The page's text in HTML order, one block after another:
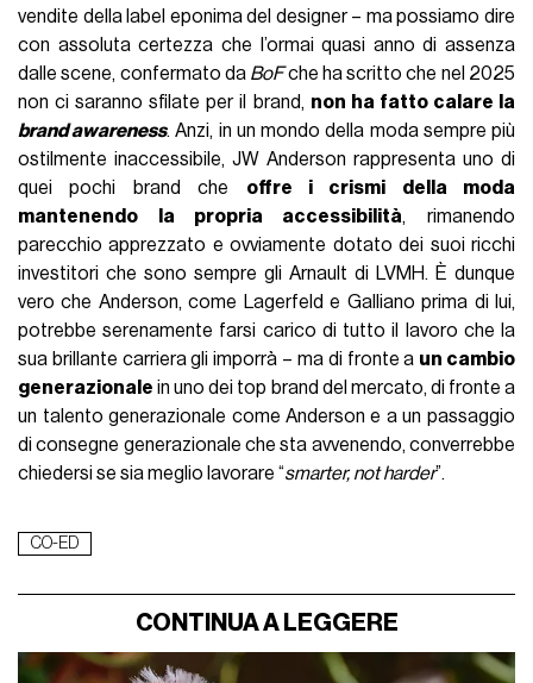
vendite della label eponima del designer – ma possiamo dire
con assoluta certezza che l’ormai quasi anno di assenza
dalle scene, confermato da BoFche ha scritto che nel 2025
non ci saranno sfilate per il brand, non ha fatto calare la
brand awareness. Anzi, in un mondo della moda sempre più
ostilmente inaccessibile, JW Anderson rappresenta uno di
quei pochi brand che offre i crismi della moda
mantenendo la propria accessibilità, rimanendo
parecchio apprezzato e ovviamente dotato dei suoi ricchi
investitori che sono sempre gli Arnault di LVMH. È dunque
vero che Anderson, come Lagerfeld e Galliano prima di lui,
potrebbe serenamente farsi carico di tutto il lavoro che la
sua brillante carriera gli imporrà – ma di fronte a un cambio
generazionale in uno dei top brand del mercato, di fronte a
un talento generazionale come Anderson e a un passaggio
di consegne generazionale che sta avvenendo, converrebbe
chiedersi se sia meglio lavorare “smarter, not harder”.
CO-ED
CONTINUA A LEGGERE